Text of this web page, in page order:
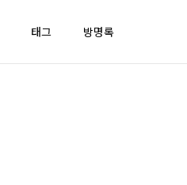
태그 방명록